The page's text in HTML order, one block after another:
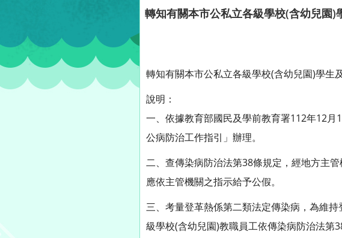
轉知有關本市公私立各級學校(含幼兒園
轉知有關本市公私立各級學校(含幼兒園)學生
說明：
一、依據教育部國民及學前教育署112年12
公病防治工作指引」辦理。
二、查傳染病防治法第38條規定，經地方主
應依主管機關之指示給予公假。
三、考量登革熱係第二類法定傳染病，為維
級學校(含幼兒園)教職員工依傳染病防治法第